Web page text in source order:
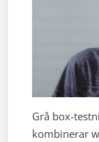
Grå box-
kombinerar